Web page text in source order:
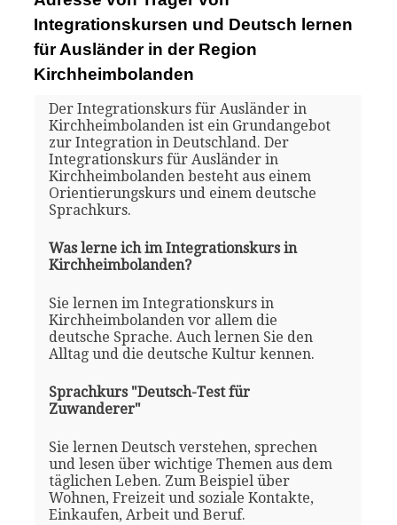
Integrationskursen und Deutsch lernen
für Ausländer in der Region
Kirchheimbolanden
Der Integrationskurs für Ausländer in
Kirchheimbolanden ist ein Grundangebot
zur Integration in Deutschland. Der
Integrationskurs für Ausländer in
Kirchheimbolanden besteht aus einem
Orientierungskurs und einem deutsche
Sprachkurs.
Was lerne ich im Integrationskurs in
Kirchheimbolanden?
Sie lernen im Integrationskurs in
Kirchheimbolanden vor allem die
deutsche Sprache. Auch lernen Sie den
Alltag und die deutsche Kultur kennen.
Sprachkurs "Deutsch-Test für
Zuwanderer"
Sie lernen Deutsch verstehen, sprechen
und lesen über wichtige Themen aus dem
täglichen Leben. Zum Beispiel über
Wohnen, Freizeit und soziale Kontakte,
Einkaufen, Arbeit und Beruf.